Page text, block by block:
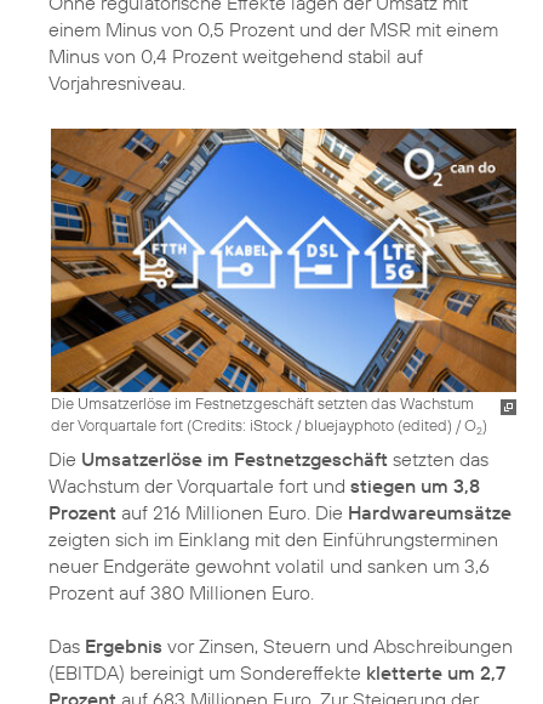
einem Minus von 0,5 Prozent und der MSR mit einem
Minus von 0,4 Prozent weitgehend stabil auf
Vorjahresniveau.
Die Umsatzerlöse im Festnetzgeschäft setzten das Wachstum
der Vorquartale fort (Credits: iStock / bluejayphoto (edited) / O2)
Die Umsatzerlöse im Festnetzgeschäft setzten das
Wachstum der Vorquartale fort und stiegen um 3,8
Prozent auf 216 Millionen Euro. Die Hardwareumsätze
zeigten sich im Einklang mit den Einführungsterminen
neuer Endgeräte gewohnt volatil und sanken um 3,6
Prozent auf 380 Millionen Euro.
Das Ergebnis vor Zinsen, Steuern und Abschreibungen
(EBITDA) bereinigt um Sondereffekte kletterte um 2,7
Prozent auf 683 Millionen Euro. Zur Steigerung der